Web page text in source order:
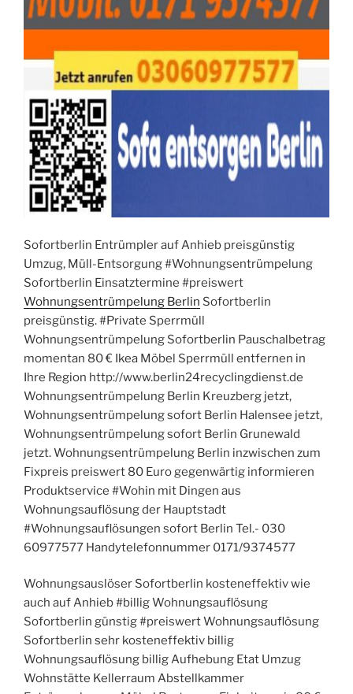
Sofortberlin Entrümpler auf Anhieb preisgünstig
Umzug, Müll-Entsorgung #Wohnungsentrümpelung
Sofortberlin Einsatztermine #preiswert
Wohnungsentrümpelung Berlin Sofortberlin
preisgünstig. #Private Sperrmüll
Wohnungsentrümpelung Sofortberlin Pauschalbetrag
momentan 80 € Ikea Möbel Sperrmüll entfernen in
Ihre Region http://www.berlin24recyclingdienst.de
Wohnungsentrümpelung Berlin Kreuzberg jetzt,
Wohnungsentrümpelung sofort Berlin Halensee jetzt,
Wohnungsentrümpelung sofort Berlin Grunewald
jetzt. Wohnungsentrümpelung Berlin inzwischen zum
Fixpreis preiswert 80 Euro gegenwärtig informieren
Produktservice #Wohin mit Dingen aus
Wohnungsauflösung der Hauptstadt
#Wohnungsauflösungen sofort Berlin Tel.- 030
60977577 Handytelefonnummer 0171/9374577
Wohnungsauslöser Sofortberlin kosteneffektiv wie
auch auf Anhieb #billig Wohnungsauflösung
Sofortberlin günstig #preiswert Wohnungsauflösung
Sofortberlin sehr kosteneffektiv billig
Wohnungsauflösung billig Aufhebung Etat Umzug
Wohnstätte Kellerraum Abstellkammer